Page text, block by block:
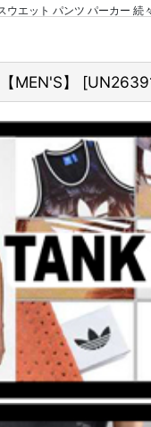
エット パンツ パーカー 続
MEN'S】 [